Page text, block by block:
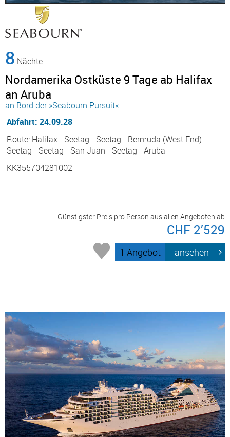
8 Nächte
Nordamerika Ostküste 9 Tage ab Halifax
an Aruba
an Bord der »Seabourn Pursuit«
Abfahrt: 24.09.28
Route: Halifax - Seetag - Seetag - Bermuda (West End) -
Seetag - Seetag - San Juan - Seetag - Aruba
KK355704281002
Günstigster Preis pro Person aus allen Angeboten ab
CHF 2’529
1 Angebot ansehen